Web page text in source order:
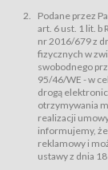
Sklep – sklep
Regulamin –
§ 2
Postanowienia
Regulamin
zasady
będących
Podane przez
art. 6 ust. 1 lit. b
nr 2016/679 z
fizycznych w
swobodnego
95/46/WE - w
drogą
otrzymywania
realizacji
informujemy,
reklamowy i
ustawy z dnia